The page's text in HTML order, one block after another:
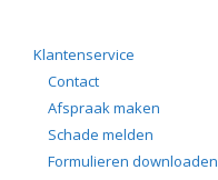
Klantenservice
Contact
Afspraak maken
Schade melden
Formulieren downloaden